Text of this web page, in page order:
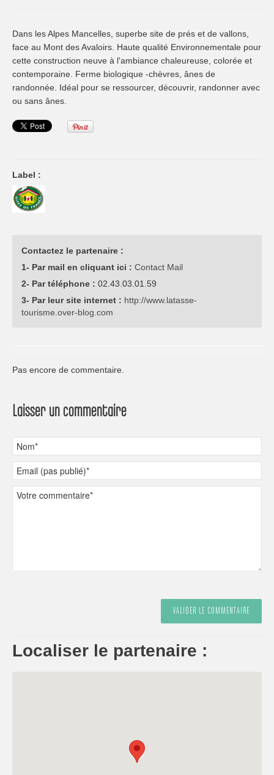
Dans les Alpes Mancelles, superbe site de prés et de vallons,
face au Mont des Avaloirs. Haute qualité Environnementale pour
cette construction neuve à l'ambiance chaleureuse, colorée et
contemporaine. Ferme biologique -chèvres, ânes de
randonnée. Idéal pour se ressourcer, découvrir, randonner avec
ou sans ânes.
Label :
Contactez le partenaire :
1- Par mail en cliquant ici : Contact Mail
2- Par téléphone : 02.43.03.01.59
3- Par leur site internet : http://www.latasse-
tourisme.over-blog.com
Pas encore de commentaire.
Laisser un commentaire
Localiser le partenaire :